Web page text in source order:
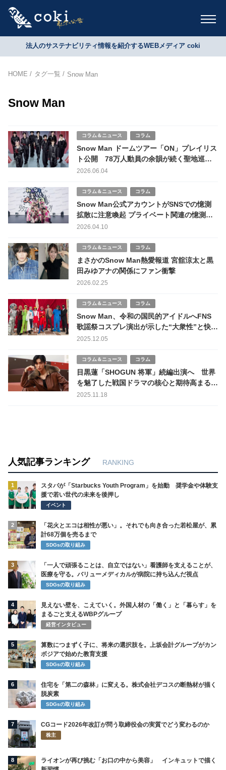
法人のサステナビリティ情報を紹介するWEBメディア coki
HOME タグ一覧 Snow Man
Snow Man
コラム＆ニュース コラム
Snow Man ドームツアー「ON」プレイリス
ト公開 78万人動員の余韻が続く聖地巡礼
ブーム
2026.06.04
コラム＆ニュース コラム
Snow Man公式アカウントがSNSでの憶測
拡散に注意喚起 プライベート関連の憶測、
誤認情報がグループ活動に影響
2026.04.10
コラム＆ニュース コラム
まさかのSnow Man熱愛報道 宮舘涼太と黒
田みゆアナの関係にファン衝撃
2026.02.25
コラム＆ニュース コラム
Snow Man、令和の国民的アイドルへFNS
歌謡祭コスプレ演出が示した“大衆性”と快進
撃
2025.12.05
コラム＆ニュース コラム
目黒蓮「SHOGUN 将軍」続編出演へ 世界
を魅了した戦国ドラマの核心と期待高まる新
章
2025.11.18
人気記事ランキング RANKING
1
スタバが「Starbucks Youth Program」を始動 奨学金や体験支
援で若い世代の未来を後押し
イベント
2
「花火とエコは相性が悪い」。それでも向き合った若松屋が、累
計68万個を売るまで
SDGsの取り組み
3
「一人で頑張ることは、自立ではない」看護師を支えることが、
医療を守る。バリューメディカルが病院に持ち込んだ視点
SDGsの取り組み
4
見えない壁を、こえていく。外国人材の「働く」と「暮らす」を
まるごと支えるWBPグループ
経営インタビュー
5
算数につまずく子に、将来の選択肢を。上坂会計グループがカン
ボジアで始めた教育支援
SDGsの取り組み
6
住宅を「第二の森林」に変える。株式会社デコスの断熱材が描く
脱炭素
SDGsの取り組み
7 CGコード2026年改訂が問う取締役会の実質でどう変わるのか
株主
8
ライオンが再び挑む「お口の中から美容」 インキュットで描く